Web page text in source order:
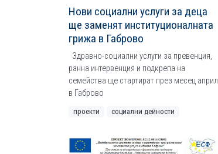
Нови социални услуги за деца
ще заменят институционалната
грижа в Габрово
Здравно-социални услуги за превенция,
ранна интервенция и подкрепа на
семейства ще стартират през месец април
в Габрово
проекти социални дейности